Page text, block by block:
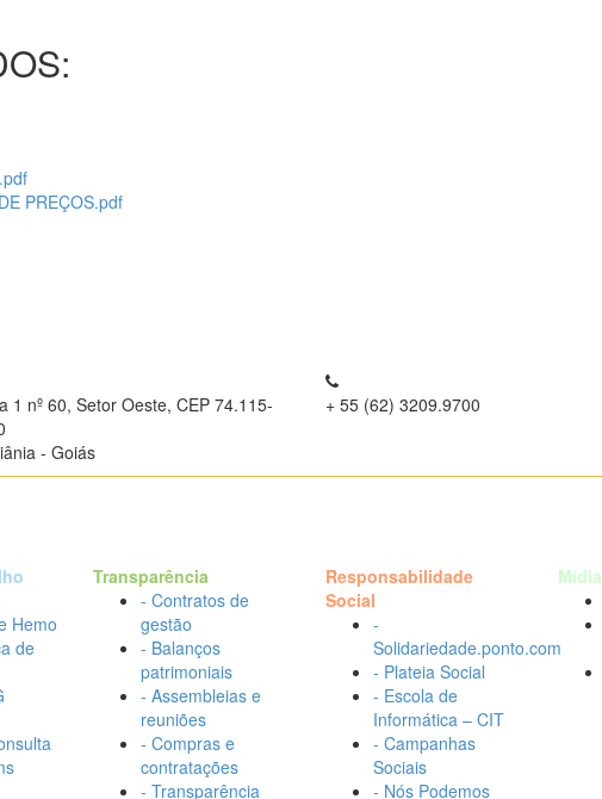
PREÇOS.pdf
1 nº 60, Setor Oeste, CEP 74.115-
- Goiás
+ 55 (62) 3209.9700
Hemo
de
Transparência
- Contratos de
gestão
- Balanços
patrimoniais
- Assembleias e
reuniões
- Compras e
contratações
- Transparência
Responsabilidade
Social
-
Solidariedade.ponto.com
- Plateia Social
- Escola de
Informática – CIT
- Campanhas
Sociais
- Nós Podemos
Mídia